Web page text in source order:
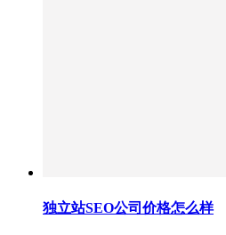
独立站SEO公司价格怎么样